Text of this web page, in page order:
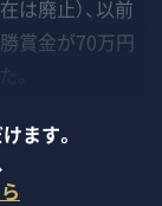
廃止）、以前
賞金が70万円
ます。